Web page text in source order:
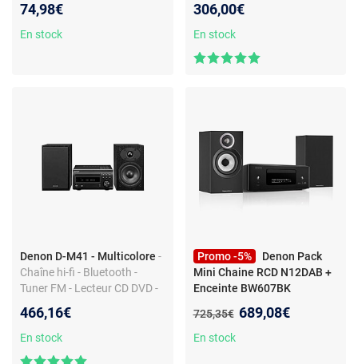
74,98€
En stock
Tuner DAB+ - USB/MP3 -
Design futuriste
306,00€
En stock
Denon D-M41 - Multicolore -
Chaîne hi-fi - Bluetooth -
Tuner FM - Lecteur CD DVD -
Sortie subwoofer
466,16€
En stock
Promo -5%
Denon Pack
Mini Chaine RCD N12DAB +
Enceinte BW607BK
Ancien prix :
725,35€ Nouveau prix :
689,08€
En stock